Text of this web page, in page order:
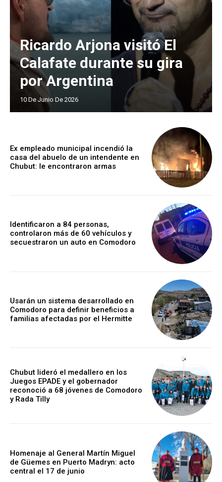
Ricardo Arjona visitó El
Calafate durante su gira
por Argentina
10 De Junio De 2026
Ex empleado municipal incendió la
casa del abuelo de un intendente en
Chubut: le encontraron armas
Identificaron a 84 personas,
controlaron más de 60 vehículos y
secuestraron un auto en Comodoro
Usarán un sistema desarrollado en
Comodoro para definir beneficios a
familias afectadas por el Hermitte
Chubut lideró el medallero en los
Juegos EPADE y el gobernador
reconoció a 68 jóvenes de Comodoro
y Rada Tilly
Homenaje al General Martín Miguel
de Güemes en Puerto Madryn: acto
central el 17 de junio